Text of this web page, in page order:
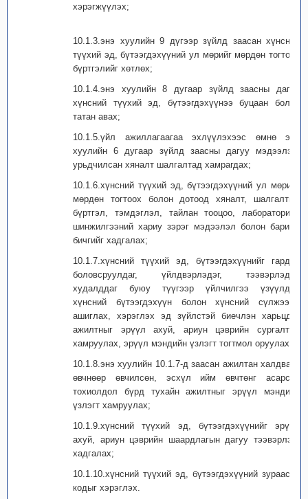
хэрэгжүүлэх;
10.1.3.энэ хуулийн 9 дүгээр зүйлд заасан хүнсний
түүхий эд, бүтээгдэхүүний ул мөрийг мөрдөн тогтоох
бүртгэлийг хөтлөх;
10.1.4.энэ хуулийн 8 дугаар зүйлд заасны дагуу
хүнсний түүхий эд, бүтээгдэхүүнээ буцаан болон
татан авах;
10.1.5.үйл ажиллагаагаа эхлүүлэхээс өмнө энэ
хуулийн 6 дугаар зүйлд заасны дагуу мэдээлэх,
урьдчилсан хяналт шалгалтад хамрагдах;
10.1.6.хүнсний түүхий эд, бүтээгдэхүүний ул мөрийг
мөрдөн тогтоох болон дотоод хяналт, шалгалтын
бүртгэл, тэмдэглэл, тайлан тооцоо, лабораторийн
шинжилгээний хариу зэрэг мэдээлэл болон баримт
бичгийг хадгалах;
10.1.7.хүнсний түүхий эд, бүтээгдэхүүнийг гардан
боловсруулдаг, үйлдвэрлэдэг, тээвэрлэдэг,
худалддаг буюу түүгээр үйлчилгээ үзүүлдэг,
хүнсний бүтээгдэхүүн болон хүнсний сүлжээнд
ашиглах, хэрэглэх эд зүйлстэй биечлэн харьцдаг
ажилтныг эрүүл ахуй, ариун цэврийн сургалтад
хамруулах, эрүүл мэндийн үзлэгт тогтмол оруулах;
10.1.8.энэ хуулийн 10.1.7-д заасан ажилтан халдварт
өвчнөөр өвчилсөн, эсхүл ийм өвчтөнг асарсан
тохиолдол бүрд тухайн ажилтныг эрүүл мэндийн
үзлэгт хамруулах;
10.1.9.хүнсний түүхий эд, бүтээгдэхүүнийг эрүүл
ахуй, ариун цэврийн шаардлагын дагуу тээвэрлэх,
хадгалах;
10.1.10.хүнсний түүхий эд, бүтээгдэхүүний зураасан
кодыг хэрэглэх.